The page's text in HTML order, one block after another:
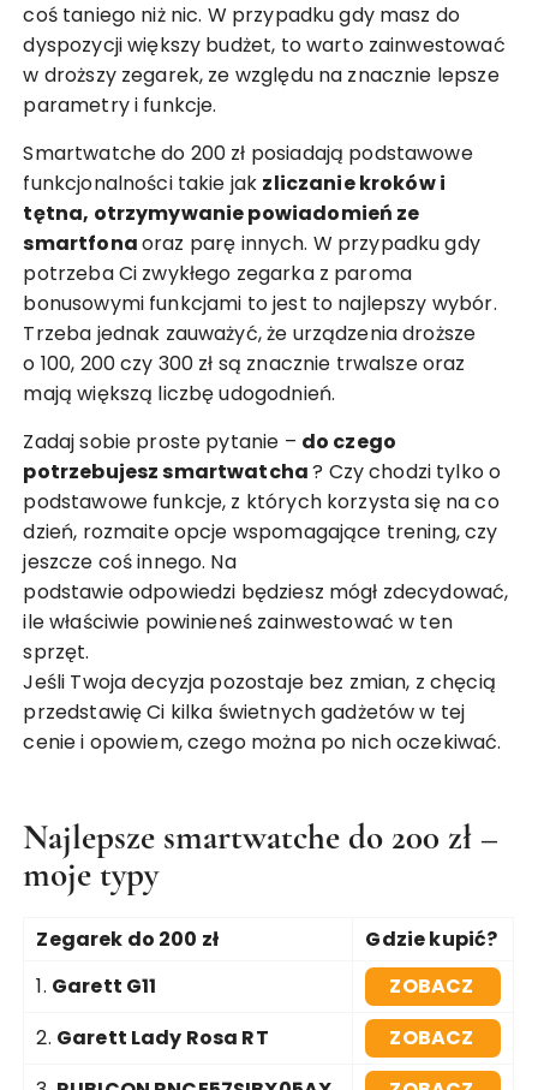
coś taniego niż nic. W przypadku gdy masz do
dyspozycji większy budżet, to warto zainwestować
w droższy zegarek, ze względu na znacznie lepsze
parametry i funkcje.
Smartwatche do 200 zł posiadają podstawowe
funkcjonalności takie jak zliczanie kroków i
tętna, otrzymywanie powiadomień ze
smartfonaoraz parę innych. W przypadku gdy
potrzeba Ci zwykłego zegarka z paroma
bonusowymi funkcjami to jest to najlepszy wybór.
Trzeba jednak zauważyć, że urządzenia droższe
o 100, 200 czy 300 zł są znacznie trwalsze oraz
mają większą liczbę udogodnień.
Zadaj sobie proste pytanie – do czego
potrzebujesz smartwatcha? Czy chodzi tylko o
podstawowe funkcje, z których korzysta się na co
dzień, rozmaite opcje wspomagające trening, czy
jeszcze coś innego. Na
podstawie odpowiedzi będziesz mógł zdecydować,
ile właściwie powinieneś zainwestować w ten
sprzęt.
Jeśli Twoja decyzja pozostaje bez zmian, z chęcią
przedstawię Ci kilka świetnych gadżetów w tej
cenie i opowiem, czego można po nich oczekiwać.
Najlepsze smartwatche do 200 zł –
moje typy
Zegarek do 200 zł
Gdzie kupić?
1. Garett G11
ZOBACZ
2. Garett Lady Rosa RT
ZOBACZ